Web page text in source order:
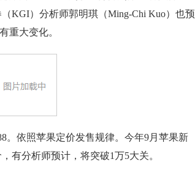
KGI）分析师郭明琪（Ming-Chi Kuo）也预
重大变化。
依照苹果定价发售规律。今年9月苹果新
有分析师预计，将突破1万5大关。